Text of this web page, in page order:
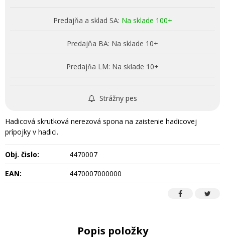
Predajňa a sklad SA: Na sklade 100+
Predajňa BA: Na sklade 10+
Predajňa LM: Na sklade 10+
Strážny pes
Hadicová skrutková nerezová spona na zaistenie hadicovej
prípojky v hadici.
Obj. čislo:
4470007
EAN:
4470007000000
Popis položky